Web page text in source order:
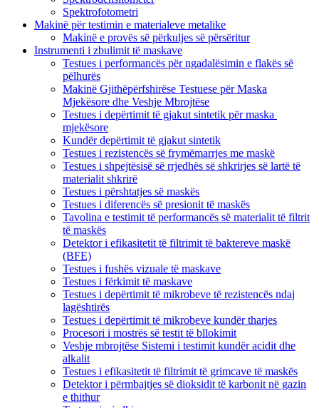
Spektrofotometri
Makinë për testimin e materialeve metalike
Makinë e provës së përkuljes së përsëritur
Instrumenti i zbulimit të maskave
Testues i performancës për ngadalësimin e flakës së
pëlhurës
Makinë Gjithëpërfshirëse Testuese për Maska
Mjekësore dhe Veshje Mbrojtëse
Testues i depërtimit të gjakut sintetik për maska ​​
mjekësore
Kundër depërtimit të gjakut sintetik
Testues i rezistencës së frymëmarrjes me maskë
Testues i shpejtësisë së rrjedhës së shkrirjes së lartë të
materialit shkrirë
Testues i përshtatjes së maskës
Testues i diferencës së presionit të maskës
Tavolina e testimit të performancës së materialit të filtrit
të maskës
Detektor i efikasitetit të filtrimit të baktereve maskë
(BFE)
Testues i fushës vizuale të maskave
Testues i fërkimit të maskave
Testues i depërtimit të mikrobeve të rezistencës ndaj
lagështirës
Testues i depërtimit të mikrobeve kundër tharjes
Procesori i mostrës së testit të bllokimit
Veshje mbrojtëse Sistemi i testimit kundër acidit dhe
alkalit
Testues i efikasitetit të filtrimit të grimcave të maskës
Detektor i përmbajtjes së dioksidit të karbonit në gazin
e thithur